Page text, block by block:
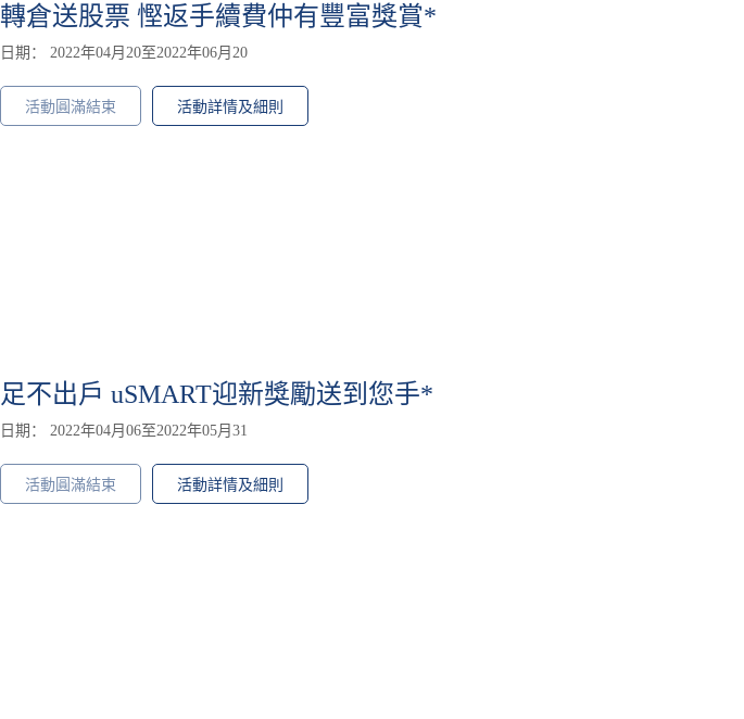
轉倉送股票 慳返手續費仲有豐富獎賞*
日期： 2022年04月20至2022年06月20
活動圓滿結束 活動詳情及細則
足不出戶 uSMART迎新獎勵送到您手*
日期： 2022年04月06至2022年05月31
活動圓滿結束 活動詳情及細則